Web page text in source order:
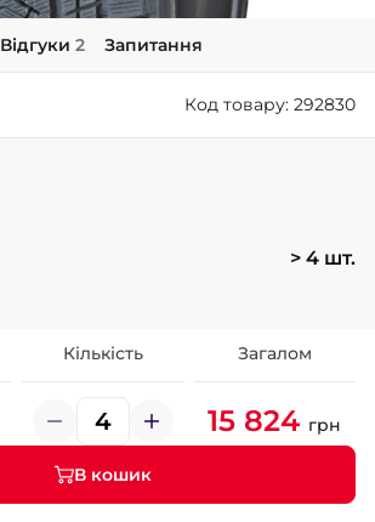
+38 (050)-911-911-2
+38 (099)-643-33-77
Відгуки 2 Запитання
Код товару: 292830
> 4 шт.
Кількість Загалом
15 824 грн
В кошик